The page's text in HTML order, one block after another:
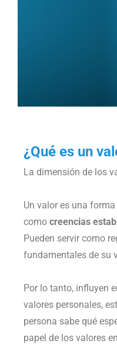
¿Qué es un
La dimensión de los
Un valor es una
como creencias
Pueden servir como
fundamentales de su
Por lo tanto, influyen
valores personales,
persona sabe qué
papel de los valores